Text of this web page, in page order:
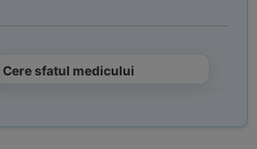
Cere sfatul medicului